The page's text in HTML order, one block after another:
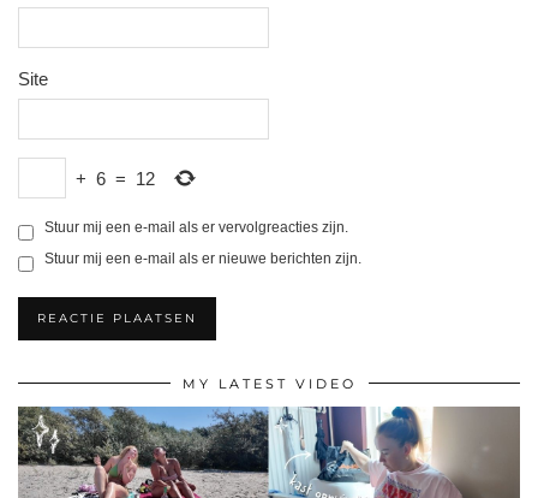
Site
+ 6 = 12
Stuur mij een e-mail als er vervolgreacties zijn.
Stuur mij een e-mail als er nieuwe berichten zijn.
MY LATEST VIDEO